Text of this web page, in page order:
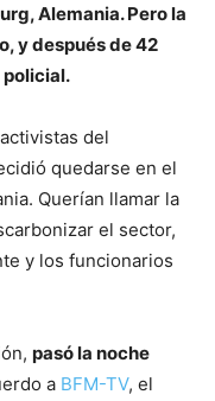
Alemania. Pero la
y después de 42
policial.
del
quedarse en el
Querían llamar la
el sector,
y los funcionarios
pasó la noche
a BFM-TV, el